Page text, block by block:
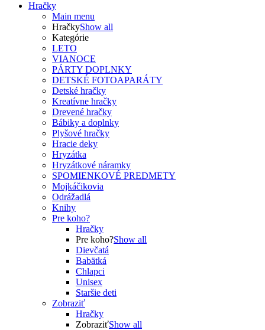
Hračky
Main menu
HračkyShow all
Kategórie
LETO
VIANOCE
PÁRTY DOPLNKY
DETSKÉ FOTOAPARÁTY
Detské hračky
Kreatívne hračky
Drevené hračky
Bábiky a doplnky
Plyšové hračky
Hracie deky
Hryzátka
Hryzátkové náramky
SPOMIENKOVÉ PREDMETY
Mojkáčikovia
Odrážadlá
Knihy
Pre koho?
Hračky
Pre koho?Show all
Dievčatá
Babätká
Chlapci
Unisex
Staršie deti
Zobraziť
Hračky
ZobraziťShow all